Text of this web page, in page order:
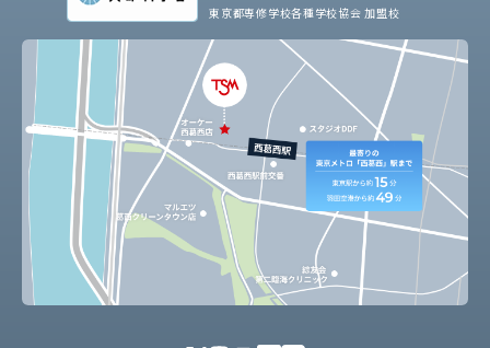
東京都専修学校各種学校協会 加盟校